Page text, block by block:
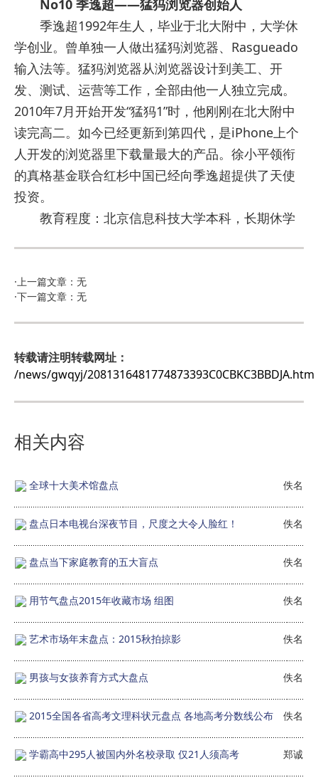
No10 季逸超——猛犸浏览器创始人
季逸超1992年生人，毕业于北大附中，大学休
学创业。曾单独一人做出猛犸浏览器、Rasgueado
输入法等。猛犸浏览器从浏览器设计到美工、开
发、测试、运营等工作，全部由他一人独立完成。
2010年7月开始开发“猛犸1”时，他刚刚在北大附中
读完高二。如今已经更新到第四代，是iPhone上个
人开发的浏览器里下载量最大的产品。徐小平领衔
的真格基金联合红杉中国已经向季逸超提供了天使
投资。
教育程度：北京信息科技大学本科，长期休学
·上一篇文章：无
·下一篇文章：无
转载请注明转载网址：
/news/gwqyj/2081316481774873393C0CBKC3BBDJA.htm
相关内容
全球十大美术馆盘点 佚名
盘点日本电视台深夜节目，尺度之大令人脸红！ 佚名
盘点当下家庭教育的五大盲点 佚名
用节气盘点2015年收藏市场 组图 佚名
艺术市场年末盘点：2015秋拍掠影 佚名
男孩与女孩养育方式大盘点 佚名
2015全国各省高考文理科状元盘点 各地高考分数线公布 佚名
学霸高中295人被国内外名校录取 仅21人须高考 郑诚